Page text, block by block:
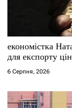
економістка
для експорту
6 Серпня, 2026